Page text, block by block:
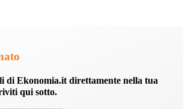
di Ekonomia.it direttamente nella tua
qui sotto.